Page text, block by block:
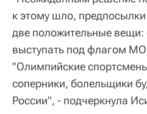
к этому шло,
две положительные вещи:
выступать под флагом
"Олимпийские
соперники, болельщики
России", - подчеркнула